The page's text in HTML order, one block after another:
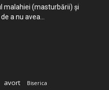
malahiei (masturbării) şi
a nu avea...
avort Biserica